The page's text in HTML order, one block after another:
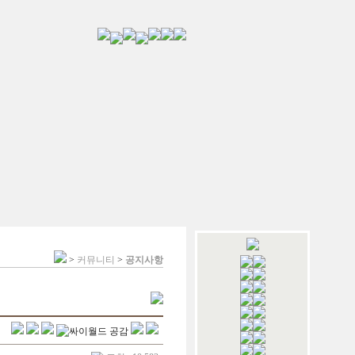
> 커뮤니티 > 공지사항